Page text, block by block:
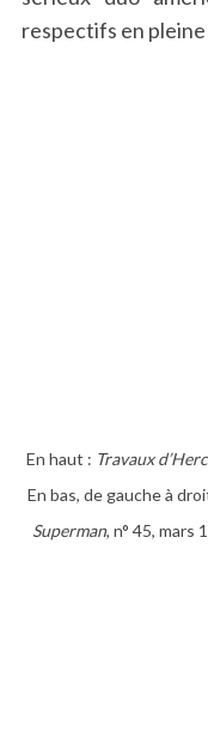
respectifs en
En haut : Travaux
En bas, de gauche à
Superman, n° 45, mars